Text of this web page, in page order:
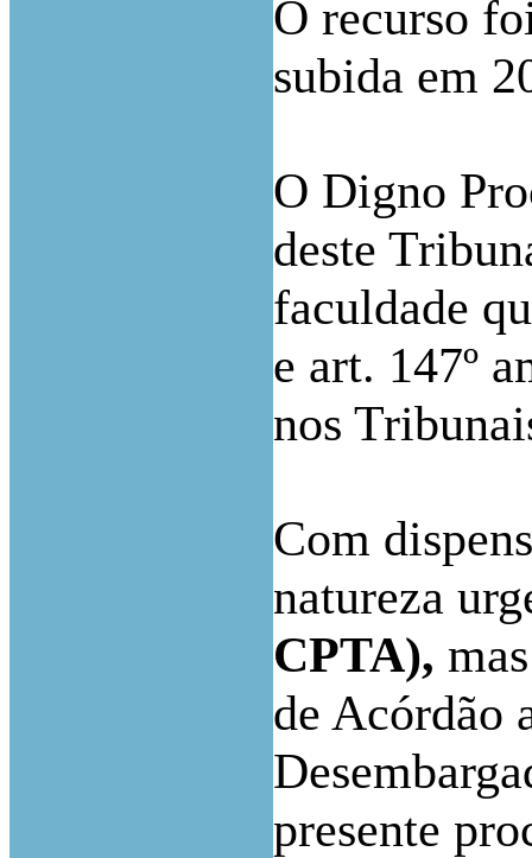
O recurso
subida em
O Digno
deste
faculdade
e art. 147º
nos
Com
natureza
CPTA),
de Acórdão
presente